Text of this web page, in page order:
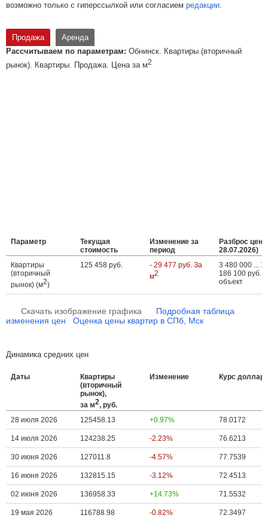
возможно только с гиперссылкой или согласием редакции.
Продажа
Аренда
Рассчитываем по параметрам: Обнинск. Квартиры (вторичный
рынок). Квартиры. Продажа. Цена за м2
Параметр
Текущая
стоимость
Изменение за
период
Разброс цен
28.07.2026)
Квартиры
(вторичный
рынок) (м2)
125 458 руб.
- 29 477 руб. За
м2
3 480 000 ...
186 100 руб.
объект
Скачать изображение графика
Подробная таблица
изменения цен
Оценка цены квартир в СПб, Мск
Динамика средних цен
Даты
Квартиры
(вторичный
рынок),
за м2, руб.
Изменение Курс доллара
28 июля 2026 125458.13 +0.97% 78.0172
14 июля 2026 124238.25 -2.23% 76.6213
30 июня 2026 127011.8 -4.57% 77.7539
16 июня 2026 132815.15 -3.12% 72.4513
02 июня 2026 136958.33 +14.73% 71.5532
19 мая 2026 116788.98 -0.82% 72.3497